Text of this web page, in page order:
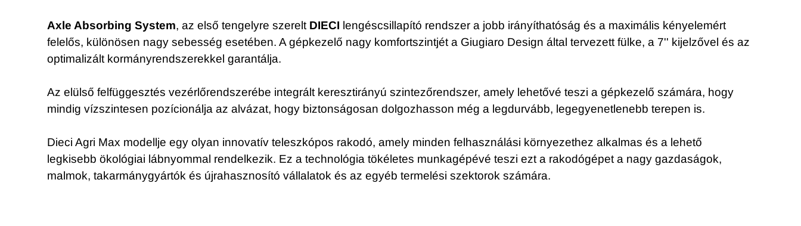
Axle Absorbing System, az első tengelyre szerelt DIECI lengéscsillapító rendszer a jobb irányíthatóság és a maximális kényelemért
felelős, különösen nagy sebesség esetében. A gépkezelő nagy komfortszintjét a Giugiaro Design által tervezett fülke, a 7'' kijelzővel és az
optimalizált kormányrendszerekkel garantálja.
Az elülső felfüggesztés vezérlőrendszerébe integrált keresztirányú szintezőrendszer, amely lehetővé teszi a gépkezelő számára, hogy
mindig vízszintesen pozícionálja az alvázat, hogy biztonságosan dolgozhasson még a legdurvább, legegyenetlenebb terepen is.
Dieci Agri Max modellje egy olyan innovatív teleszkópos rakodó, amely minden felhasználási környezethez alkalmas és a lehető
legkisebb ökológiai lábnyommal rendelkezik. Ez a technológia tökéletes munkagépévé teszi ezt a rakodógépet a nagy gazdaságok,
malmok, takarmánygyártók és újrahasznosító vállalatok és az egyéb termelési szektorok számára.